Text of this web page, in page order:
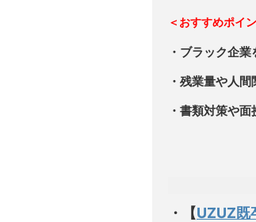
＜おすすめポイ
・ブラック企
・残業量や人
・書類対策や
・【UZUZ既